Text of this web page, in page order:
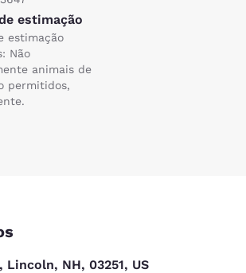
estimação
estimação
Não
animais de
permitidos,
Lincoln, NH, 03251, US